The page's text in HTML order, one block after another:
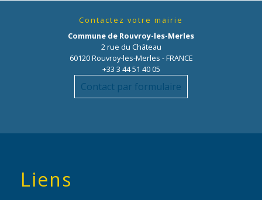
Contactez votre mairie
Commune de Rouvroy-les-Merles
2 rue du Château
60120 Rouvroy-les-Merles - FRANCE
+33 3 44 51 40 05
Contact par formulaire
Liens